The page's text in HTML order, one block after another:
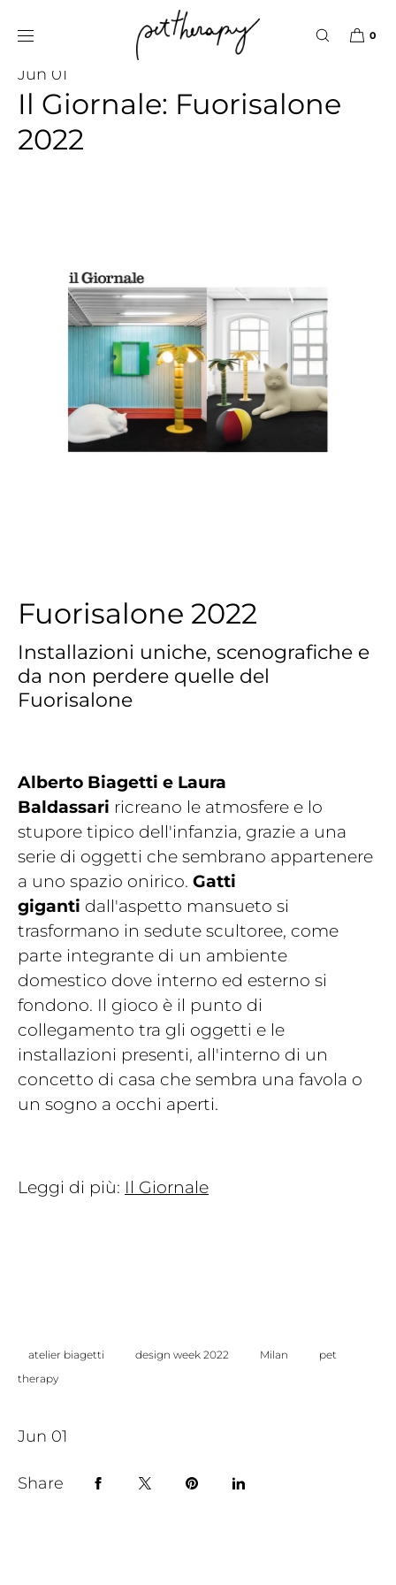
AL CONTENIDO
0
Jun 01
Il Giornale: Fuorisalone
2022
Fuorisalone 2022
Installazioni uniche, scenografiche e
da non perdere quelle del
Fuorisalone
Alberto Biagetti e Laura
Baldassari ricreano le atmosfere e lo
stupore tipico dell'infanzia, grazie a una
serie di oggetti che sembrano appartenere
a uno spazio onirico. Gatti
giganti dall'aspetto mansueto si
trasformano in sedute scultoree, come
parte integrante di un ambiente
domestico dove interno ed esterno si
fondono. Il gioco è il punto di
collegamento tra gli oggetti e le
installazioni presenti, all'interno di un
concetto di casa che sembra una favola o
un sogno a occhi aperti.
Leggi di più: Il Giornale
atelier biagetti design week 2022 Milan
pet
therapy
Jun 01
Share